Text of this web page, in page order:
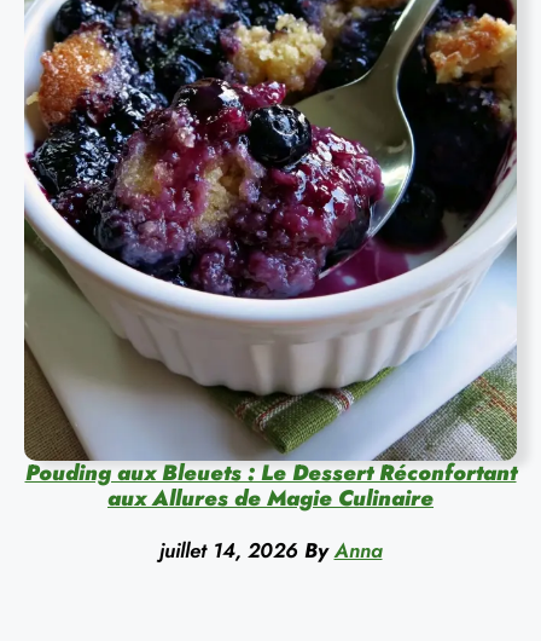
Pouding aux Bleuets : Le Dessert Réconfortant
aux Allures de Magie Culinaire
juillet 14, 2026 By Anna